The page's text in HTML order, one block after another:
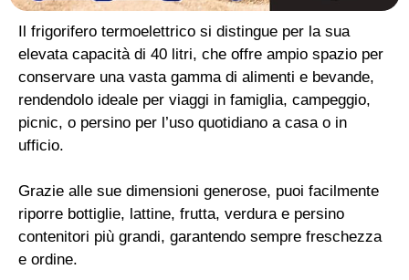
Il frigorifero termoelettrico si distingue per la sua
elevata capacità di 40 litri, che offre ampio spazio per
conservare una vasta gamma di alimenti e bevande,
rendendolo ideale per viaggi in famiglia, campeggio,
picnic, o persino per l’uso quotidiano a casa o in
ufficio.
Grazie alle sue dimensioni generose, puoi facilmente
riporre bottiglie, lattine, frutta, verdura e persino
contenitori più grandi, garantendo sempre freschezza
e ordine.